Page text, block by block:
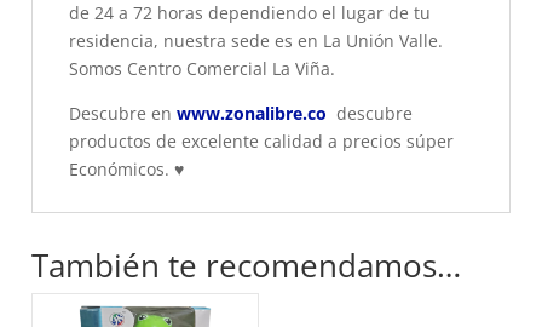
de 24 a 72 horas dependiendo el lugar de tu
residencia, nuestra sede es en La Unión Valle.
Somos Centro Comercial La Viña.
Descubre en www.zonalibre.co descubre
productos de excelente calidad a precios súper
Económicos. ♥
También te recomendamos…